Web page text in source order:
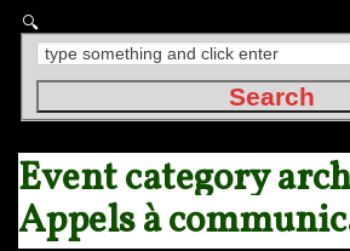
Event category
Appels à